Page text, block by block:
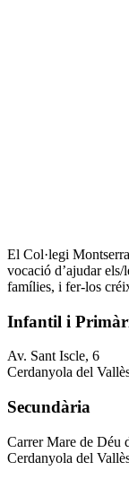
El Col·legi
vocació d’ajudar els/
famílies, i fer-los
Infantil i
Av. Sant Iscle, 6
Cerdanyola del
Secundària
Carrer Mare de Déu
Cerdanyola del